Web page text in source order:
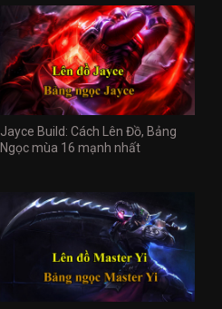
Jayce Build: Cách Lên Đồ, Bảng
Ngọc mùa 16 mạnh nhất